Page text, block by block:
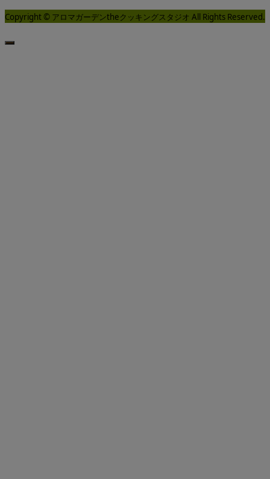
Copyright © アロマガーデンtheクッキングスタジオ All Rights Reserved.